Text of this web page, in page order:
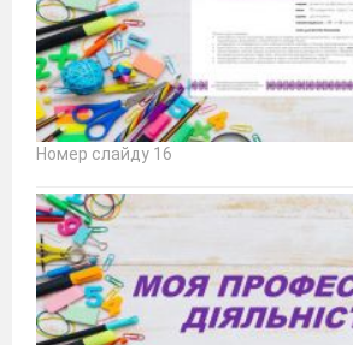
Номер слайду 16